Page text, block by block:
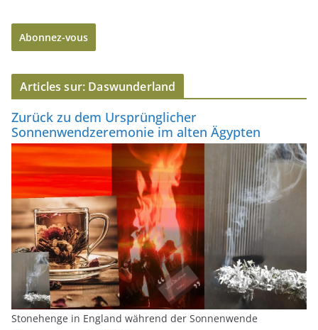
e
e
-
m
a
Abonnez-vous
Articles sur: Daswunderland
Zurück zu dem Ursprünglicher
Sonnenwendzeremonie im alten Ägypten
Stonehenge in England während der Sonnenwende